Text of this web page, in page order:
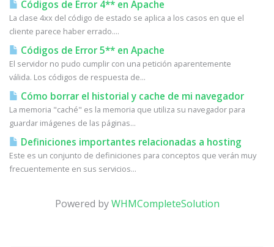
Códigos de Error 4** en Apache
La clase 4xx del código de estado se aplica a los casos en que el
cliente parece haber errado....
Códigos de Error 5** en Apache
El servidor no pudo cumplir con una petición aparentemente
válida. Los códigos de respuesta de...
Cómo borrar el historial y cache de mi navegador
La memoria "caché" es la memoria que utiliza su navegador para
guardar imágenes de las páginas...
Definiciones importantes relacionadas a hosting
Este es un conjunto de definiciones para conceptos que verán muy
frecuentemente en sus servicios...
Powered byWHMCompleteSolution